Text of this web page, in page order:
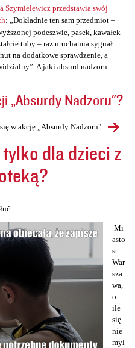
Szymielewicz przedstawia swój
: „Dokładnie ten sam przedmiot –
podeszwie, pasek, kawałek
tuby – raz uruchamia sygnał
na dodatkowe sprawdzenie, a
A jaki absurd nadzoru
„Absurdy Nadzoru"?
w akcję „Absurdy Nadzoru".
dla dzieci z
Mi
asto
st.
War
sza
wa,
o
ile
się
nie
myl